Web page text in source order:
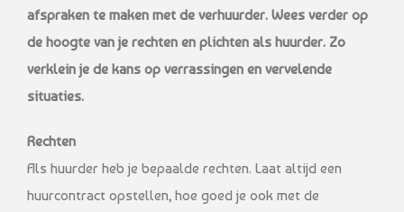
afspraken te maken met de verhuurder. Wees verder op
de hoogte van je rechten en plichten als huurder. Zo
verklein je de kans op verrassingen en vervelende
situaties.
Rechten
Als huurder heb je bepaalde rechten. Laat altijd een
huurcontract opstellen, hoe goed je ook met de